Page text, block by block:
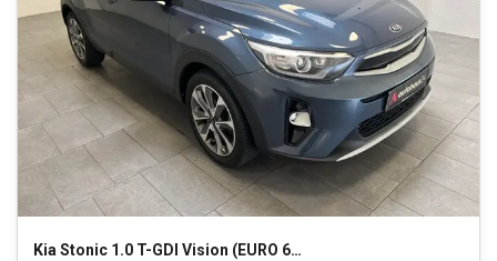
Kia Stonic 1.0 T-GDI Vision (EURO 6d-TEMP)